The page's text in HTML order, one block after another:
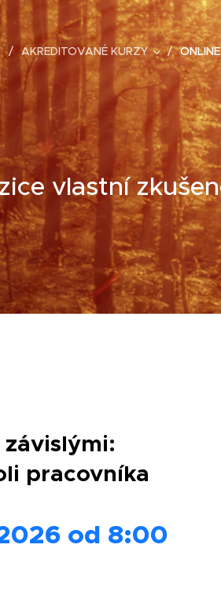
AKREDITOVANÉ KURZY
vlastní
pracovníka
od 8:00